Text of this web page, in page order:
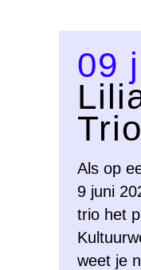
09
Trio
Als op
9 juni
trio het
weet je